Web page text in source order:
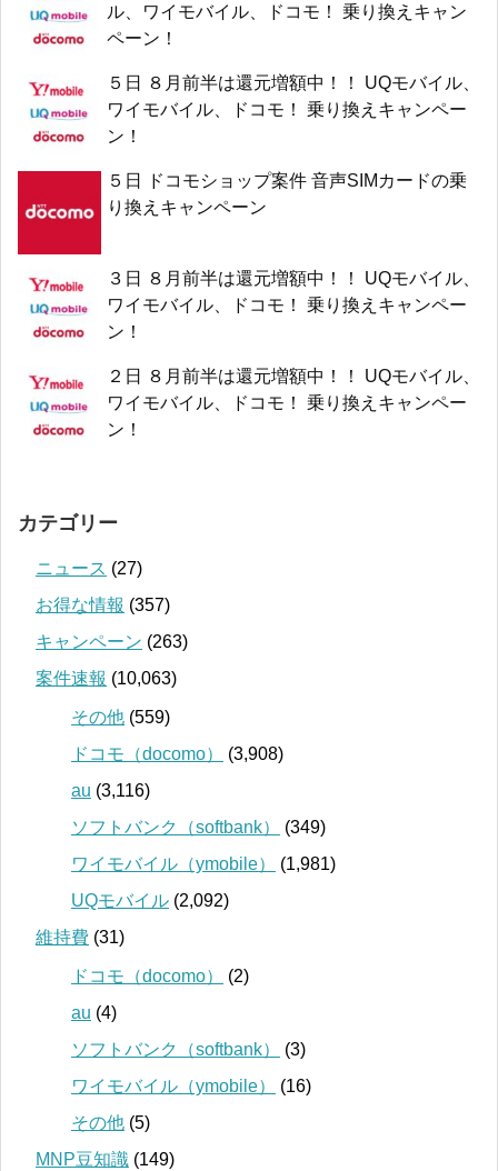
ル、ワイモバイル、ドコモ！ 乗り換えキャン
ペーン！
５日 ８月前半は還元増額中！！ UQモバイル、
ワイモバイル、ドコモ！ 乗り換えキャンペー
ン！
５日 ドコモショップ案件 音声SIMカードの乗
り換えキャンペーン
３日 ８月前半は還元増額中！！ UQモバイル、
ワイモバイル、ドコモ！ 乗り換えキャンペー
ン！
２日 ８月前半は還元増額中！！ UQモバイル、
ワイモバイル、ドコモ！ 乗り換えキャンペー
ン！
カテゴリー
ニュース (27)
お得な情報 (357)
キャンペーン (263)
案件速報 (10,063)
その他 (559)
ドコモ（docomo）
(3,908)
au (3,116)
ソフトバンク（softbank）
(349)
ワイモバイル（ymobile）
(1,981)
UQモバイル (2,092)
維持費 (31)
ドコモ（docomo）
(2)
au (4)
ソフトバンク（softbank）
(3)
ワイモバイル（ymobile）
(16)
その他 (5)
MNP豆知識 (149)